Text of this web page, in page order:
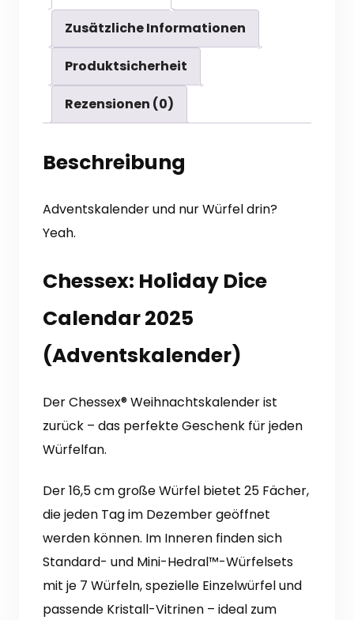
Zusätzliche Informationen
Produktsicherheit
Rezensionen (0)
Beschreibung
Adventskalender und nur Würfel drin?
Yeah.
Chessex: Holiday Dice
Calendar 2025
(Adventskalender)
Der Chessex® Weihnachtskalender ist
zurück – das perfekte Geschenk für jeden
Würfelfan.
Der 16,5 cm große Würfel bietet 25 Fächer,
die jeden Tag im Dezember geöffnet
werden können. Im Inneren finden sich
Standard- und Mini-Hedral™-Würfelsets
mit je 7 Würfeln, spezielle Einzelwürfel und
passende Kristall-Vitrinen – ideal zum